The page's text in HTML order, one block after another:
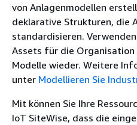
von Anlagenmodellen
deklarative Strukturen, die
standardisieren.
Assets für die
Modelle wieder. Weitere
unter Modellieren Sie
Mit können Sie Ihre
IoT SiteWise, dass die